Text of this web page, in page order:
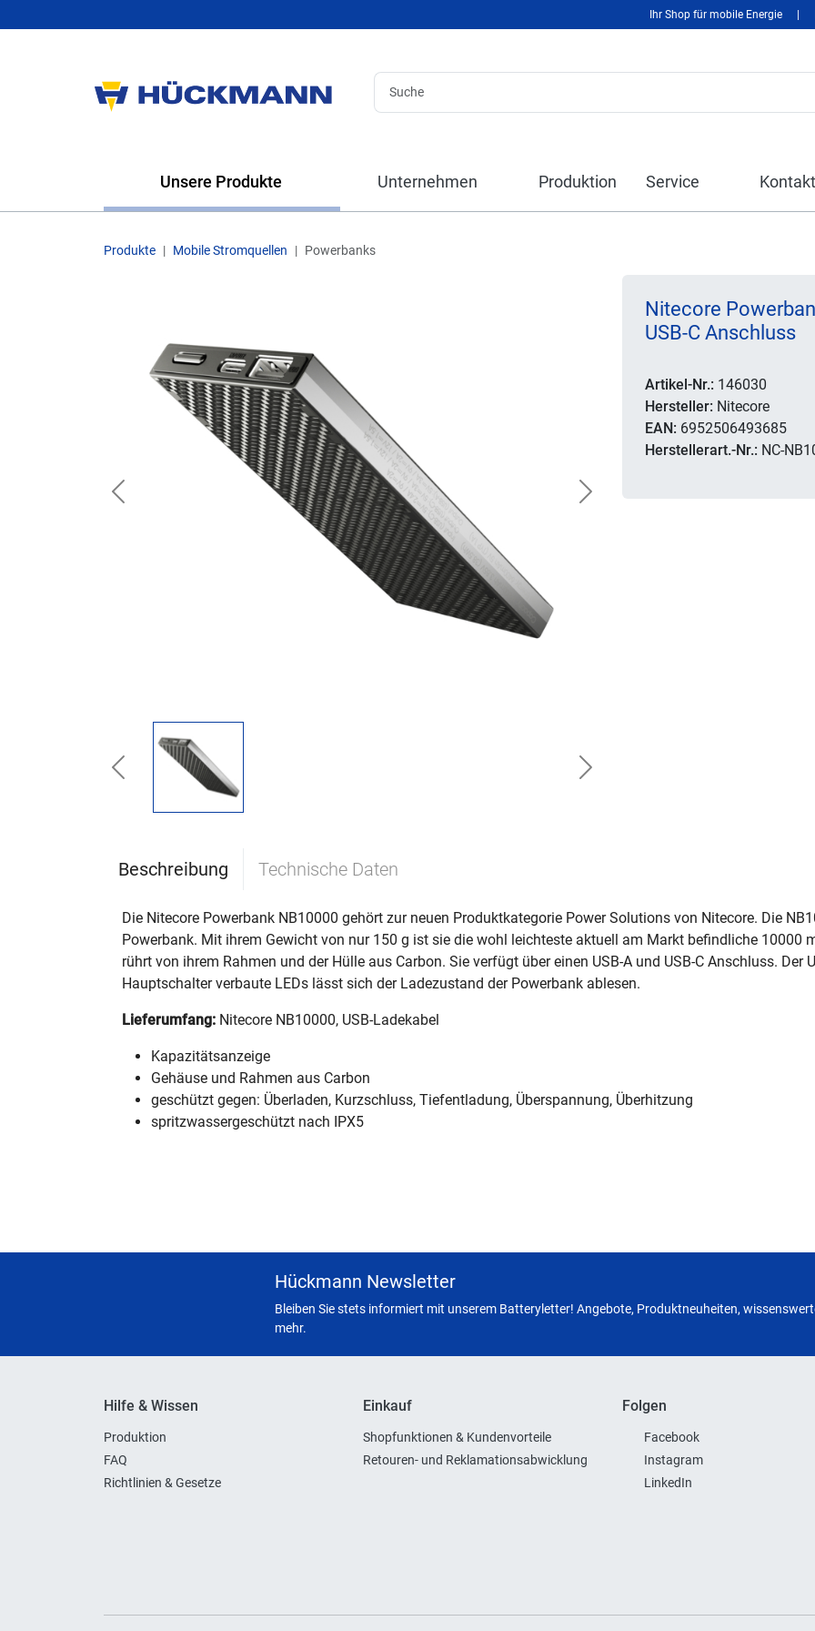
Ihr Shop für mobile Energie
Unsere Produkte Unternehmen Produktion Service Kontakt
Produkte Mobile Stromquellen Powerbanks
Previous Next
Previous Next
Nitecore
USB-C Anschluss
Artikel-Nr.: 146030
Hersteller: Nitecore
EAN: 6952506493685
Herstellerart.-Nr.: NC-
Beschreibung Technische Daten
Die Nitecore Powerbank NB10000 gehört zur neuen Produktkategorie Power Solutions von Nitecore. Die
Powerbank. Mit ihrem Gewicht von nur 150 g ist sie die wohl leichteste aktuell am Markt befindliche 10000
rührt von ihrem Rahmen und der Hülle aus Carbon. Sie verfügt über einen USB-A und USB-C Anschluss. Der
Hauptschalter verbaute LEDs lässt sich der Ladezustand der Powerbank ablesen.
Lieferumfang: Nitecore NB10000, USB-Ladekabel
Kapazitätsanzeige
Gehäuse und Rahmen aus Carbon
geschützt gegen: Überladen, Kurzschluss, Tiefentladung, Überspannung, Überhitzung
spritzwassergeschützt nach IPX5
Hückmann Newsletter
Bleiben Sie stets informiert mit unserem Batteryletter! Angebote, Produktneuheiten,
mehr.
Hilfe & Wissen
Produktion
FAQ
Richtlinien & Gesetze
Einkauf
Shopfunktionen & Kundenvorteile
Retouren- und Reklamationsabwicklung
Folgen
Facebook
Instagram
LinkedIn